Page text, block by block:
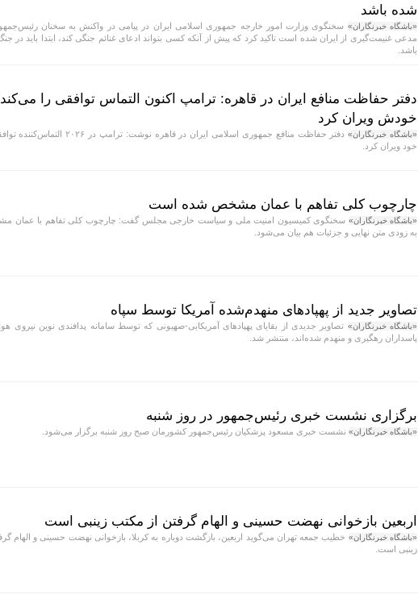
شده باشد
«باشگاه خبرنگاران» سخنگوی وزارت امور خارجه جمهوری اسلامی ایران در پیامی در واکنش به سخنان
مدعی غنیمت‌گیری از ایران شده است تاکید کرد که پیش از آنکه کسی بتواند ادعای غنائم جنگی کند، ابتدا باید در
باشد.
دفتر حفاظت منافع ایران در قاهره: ترامپ اکنون التماس توافقی را
خودش ویران کرد
«باشگاه خبرنگاران»
دفتر حفاظت منافع جمهوری اسلامی ایران در قاهره نوشت:
خود ویران کرد.
چارچوب کلی تفاهم با عمان مشخص شده است
«باشگاه خبرنگاران» سخنگوی کمیسیون امنیت ملی و سیاست خارجی مجلس گفت: چارچوب کلی تفاهم با عمان
به زودی متن نهایی و جزئیات هم بیان می‌شود.
تصاویر جدید از پهپادهای منهدم‌شده آمریکا توسط سپاه
«باشگاه خبرنگاران» تصاویر جدیدی از بقایای پهپادهای آمریکایی-صهیونی که توسط سامانه‌ پدافندی نوین نیروی
پاسداران رهگیری و منهدم شده‌اند، منتشر شد.
برگزاری نشست خبری رئیس‌جمهور در روز شنبه
«باشگاه خبرنگاران» نشست خبری مسعود پزشکیان رئیس‌جمهور کشورمان صبح روز شنبه برگزار می‌شود.
اربعین بازخوانی نهضت حسینی و الهام گرفتن از مکتب زینبی است
«باشگاه خبرنگاران» خطیب جمعه تهران می‌گوید اربعین، بازگشت دوباره به کربلا، بازخوانی نهضت حسینی و الهام
زینبی است.